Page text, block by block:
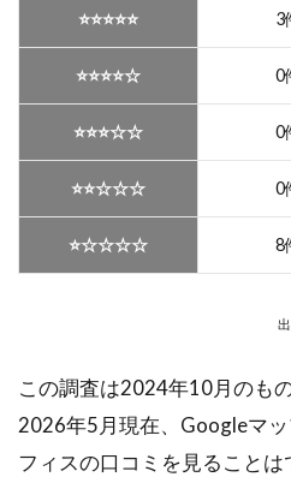
⭐️⭐️⭐️⭐️⭐️ 3
⭐️⭐️⭐️⭐️☆ 0
⭐️⭐️⭐️☆☆ 0
⭐️⭐️☆☆☆ 0
⭐️☆☆☆☆ 8
この調査は2024年10月のもの
2026年5月現在、Googleマ
フィスの口コミを見ることは